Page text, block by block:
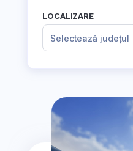
LOCALIZARE
Selectează județul